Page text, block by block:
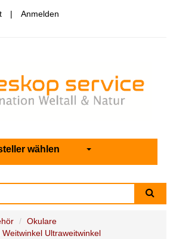
Anmelden
wählen
Okulare
Ultraweitwinkel